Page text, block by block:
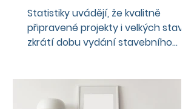
Statistiky uvádějí, že kvalitně
připravené projekty i velkých staveb
zkrátí dobu vydání stavebního